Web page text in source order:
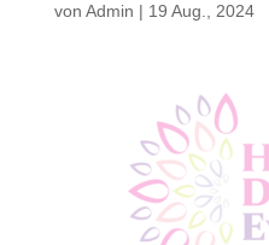
von Admin | 19 Aug., 2024